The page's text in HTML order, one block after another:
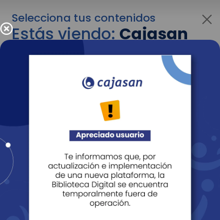
Selecciona tus contenidos
Estás viendo:Cajasan
para personas
Para cambiar al contenido de tu interés más
adelante recuerda utilizar el menú
Entendido